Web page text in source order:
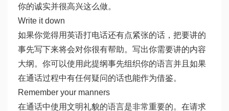
你的诚实并很高兴这么做。
Write it down
如果你觉得用英语打电话还有点紧张的话，把要讲的
事先写下来将会对你很有帮助。写出你需要讲的内容
大纲。你可以使用此提纲事先组织你的语言并且如果
在通话过程中有任何疑问的话也能作为借鉴。
Remember your manners
在通话中使用文明礼貌的语言是非常重要的。在请求